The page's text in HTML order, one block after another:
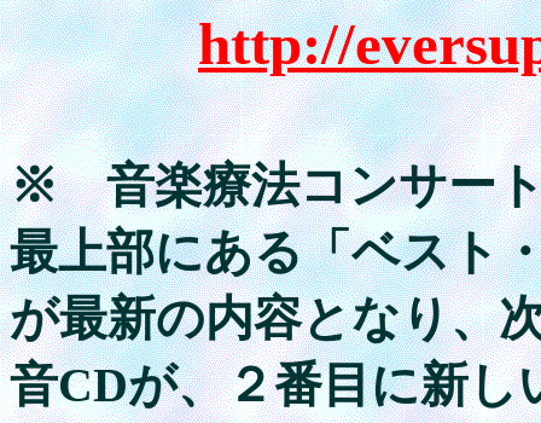
http://
※ 音楽療法コンサート
最上部にある「ベスト
が最新の内容となり、
音CDが、２番目に新